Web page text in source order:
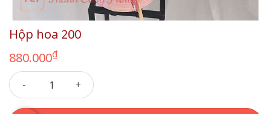
Hộp hoa 200
880.000₫
Hộp hoa 200 số lượng